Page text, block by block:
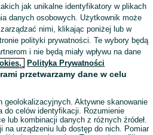
jak unikalne identyfikatory w plikach
danych osobowych. Użytkownik może
nimi, klikając poniżej lub w
polityki prywatności. Te wybory będą
i nie będą miały wpływu na dane
Polityka Prywatności
przetwarzamy dane w celu
geolokalizacyjnych. Aktywne skanowanie
do celów identyfikacji. Rozumienie
lub kombinacji danych z różnych źródeł.
na urządzeniu lub dostęp do nich. Pomiar